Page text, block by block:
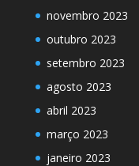
novembro 2023
outubro 2023
setembro 2023
agosto 2023
abril 2023
março 2023
janeiro 2023